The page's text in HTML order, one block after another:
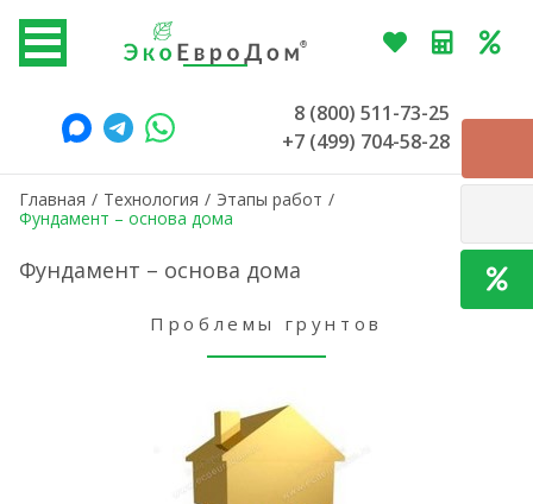
8 (800) 511-73-25
+7 (499) 704-58-28
Главная / Технология / Этапы работ /
Фундамент – основа дома
Фундамент – основа дома
Проблемы грунтов